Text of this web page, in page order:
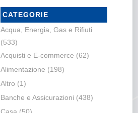
CATEGORIE
Acqua, Energia, Gas e Rifiuti
(533)
Acquisti e E-commerce (62)
Alimentazione (198)
Altro (1)
Banche e Assicurazioni (438)